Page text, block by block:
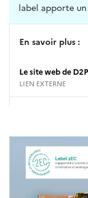
label apporte
En savoir plus :
Le site web de D2P
LIEN EXTERNE